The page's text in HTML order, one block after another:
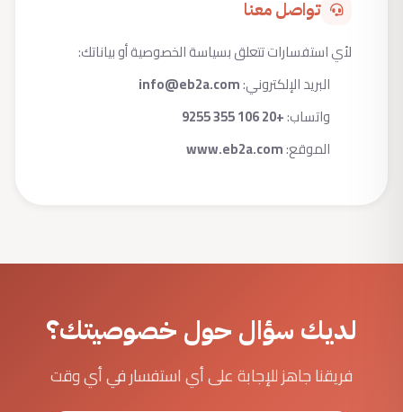
تواصل معنا
لأي استفسارات تتعلق بسياسة الخصوصية أو بياناتك:
البريد الإلكتروني:info@eb2a.com
واتساب:+20 106 355 9255
الموقع:www.eb2a.com
لديك سؤال حول خصوصيتك؟
فريقنا جاهز للإجابة على أي استفسار في أي وقت